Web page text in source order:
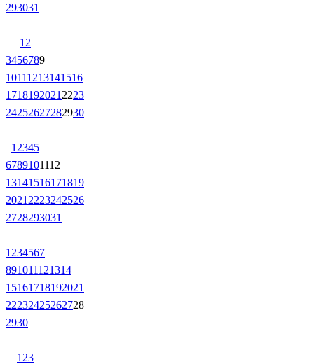
293031
1 2
3456789
10111213141516
1718192021 2223
24252627282930
1 2345
6789101112
13141516171819
2021 2223242526
2728293031
1 234567
891011121314
15161718192021
22232425262728
2930
1 23